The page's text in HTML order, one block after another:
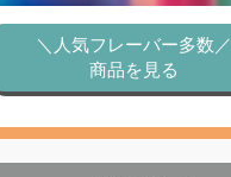
＼人気フレーバー多数／
商品を見る